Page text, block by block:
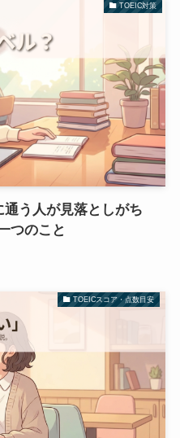
TOEIC対策
う人が見落としがち
つのこと
TOEICスコア・点数目安